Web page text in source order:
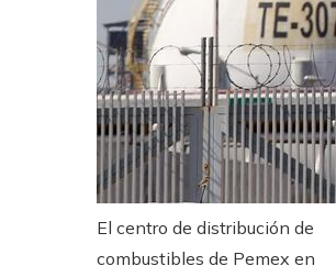
El centro de distribución de
combustibles de Pemex en